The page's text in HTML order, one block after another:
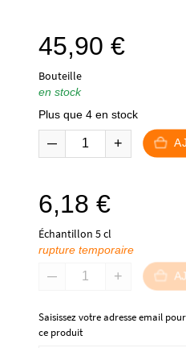
45,90 €
Bouteille
en stock
Plus que 4 en stock
6,18 €
Échantillon 5 cl
rupture temporaire
Saisissez votre adresse email
ce produit